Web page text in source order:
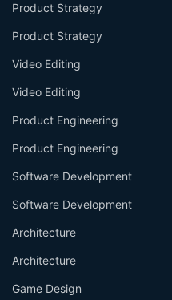
Product Strategy
Product Strategy
Video Editing
Video Editing
Product Engineering
Product Engineering
Software Development
Software Development
Architecture
Architecture
Game Design